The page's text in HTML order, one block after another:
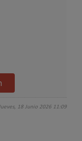
18 Junio 2026 11:09